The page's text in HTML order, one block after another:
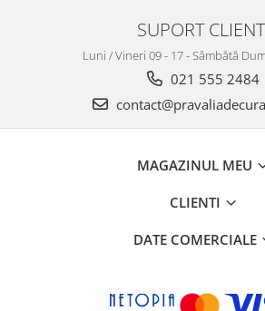
SUPORT
Luni / Vineri 09 - 17 - Sâmbătă
021 555 2484
MAGAZINUL MEU
CLIENTI
DATE COMERCIALE